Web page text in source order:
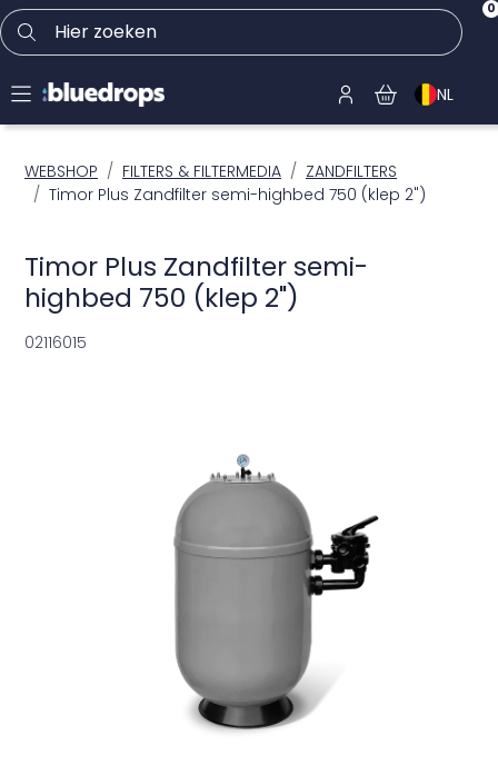
Hier zoeken 0
NL
WEBSHOP FILTERS & FILTERMEDIA
ZANDFILTERS
Timor Plus Zandfilter semi-highbed 750 (klep 2")
Timor Plus Zandfilter semi-
highbed 750 (klep 2")
02116015